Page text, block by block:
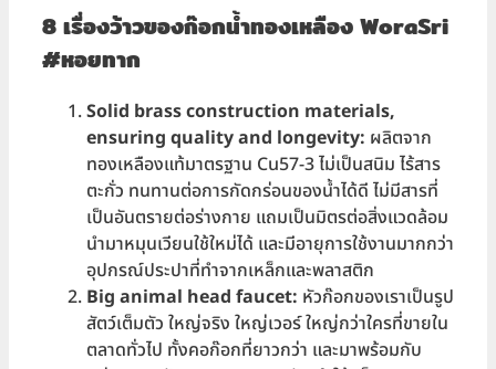
8 เรื่องว้าวของก๊อกน้ำทองเหลือง WoraSri
#หอยทาก
Solid brass construction materials,
ensuring quality and longevity: ผลิตจาก
ทองเหลืองแท้มาตรฐาน Cu57-3 ไม่เป็นสนิม ไร้สาร
ตะกั่ว ทนทานต่อการกัดกร่อนของน้ำได้ดี ไม่มีสารที่
เป็นอันตรายต่อร่างกาย แถมเป็นมิตรต่อสิ่งแวดล้อม
นำมาหมุนเวียนใช้ใหม่ได้ และมีอายุการใช้งานมากกว่า
อุปกรณ์ประปาที่ทำจากเหล็กและพลาสติก
Big animal head faucet: หัวก๊อกของเราเป็นรูป
สัตว์เต็มตัว ใหญ่จริง ใหญ่เวอร์ ใหญ่กว่าใครที่ขายใน
ตลาดทั่วไป ทั้งคอก๊อกที่ยาวกว่า และมาพร้อมกับ